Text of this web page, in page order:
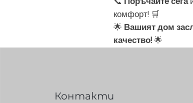
комфорт! 🛒
🌟 Вашият дом
качество! 🌟
Контакти